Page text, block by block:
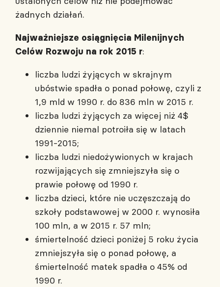
żadnych działań.
Najważniejsze osiągnięcia Milenijnych
Celów Rozwoju na rok 2015 r:
liczba ludzi żyjących w skrajnym
ubóstwie spadła o ponad połowę, czyli z
1,9 mld w 1990 r. do 836 mln w 2015 r.
liczba ludzi żyjących za więcej niż 4$
dziennie niemal potroiła się w latach
1991-2015;
liczba ludzi niedożywionych w krajach
rozwijających się zmniejszyła się o
prawie połowę od 1990 r.
liczba dzieci, które nie uczęszczają do
szkoły podstawowej w 2000 r. wynosiła
100 mln, a w 2015 r. 57 mln;
śmiertelność dzieci poniżej 5 roku życia
zmniejszyła się o ponad połowę, a
śmiertelność matek spadła o 45% od
1990 r.